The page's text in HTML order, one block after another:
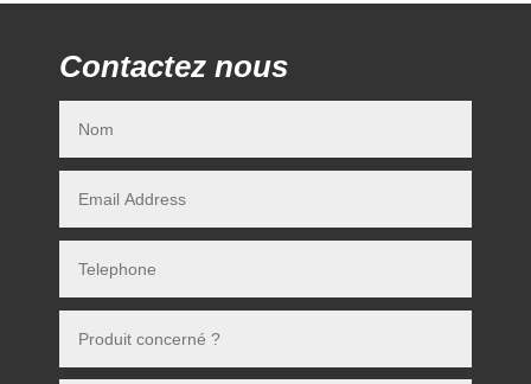
Contactez nous